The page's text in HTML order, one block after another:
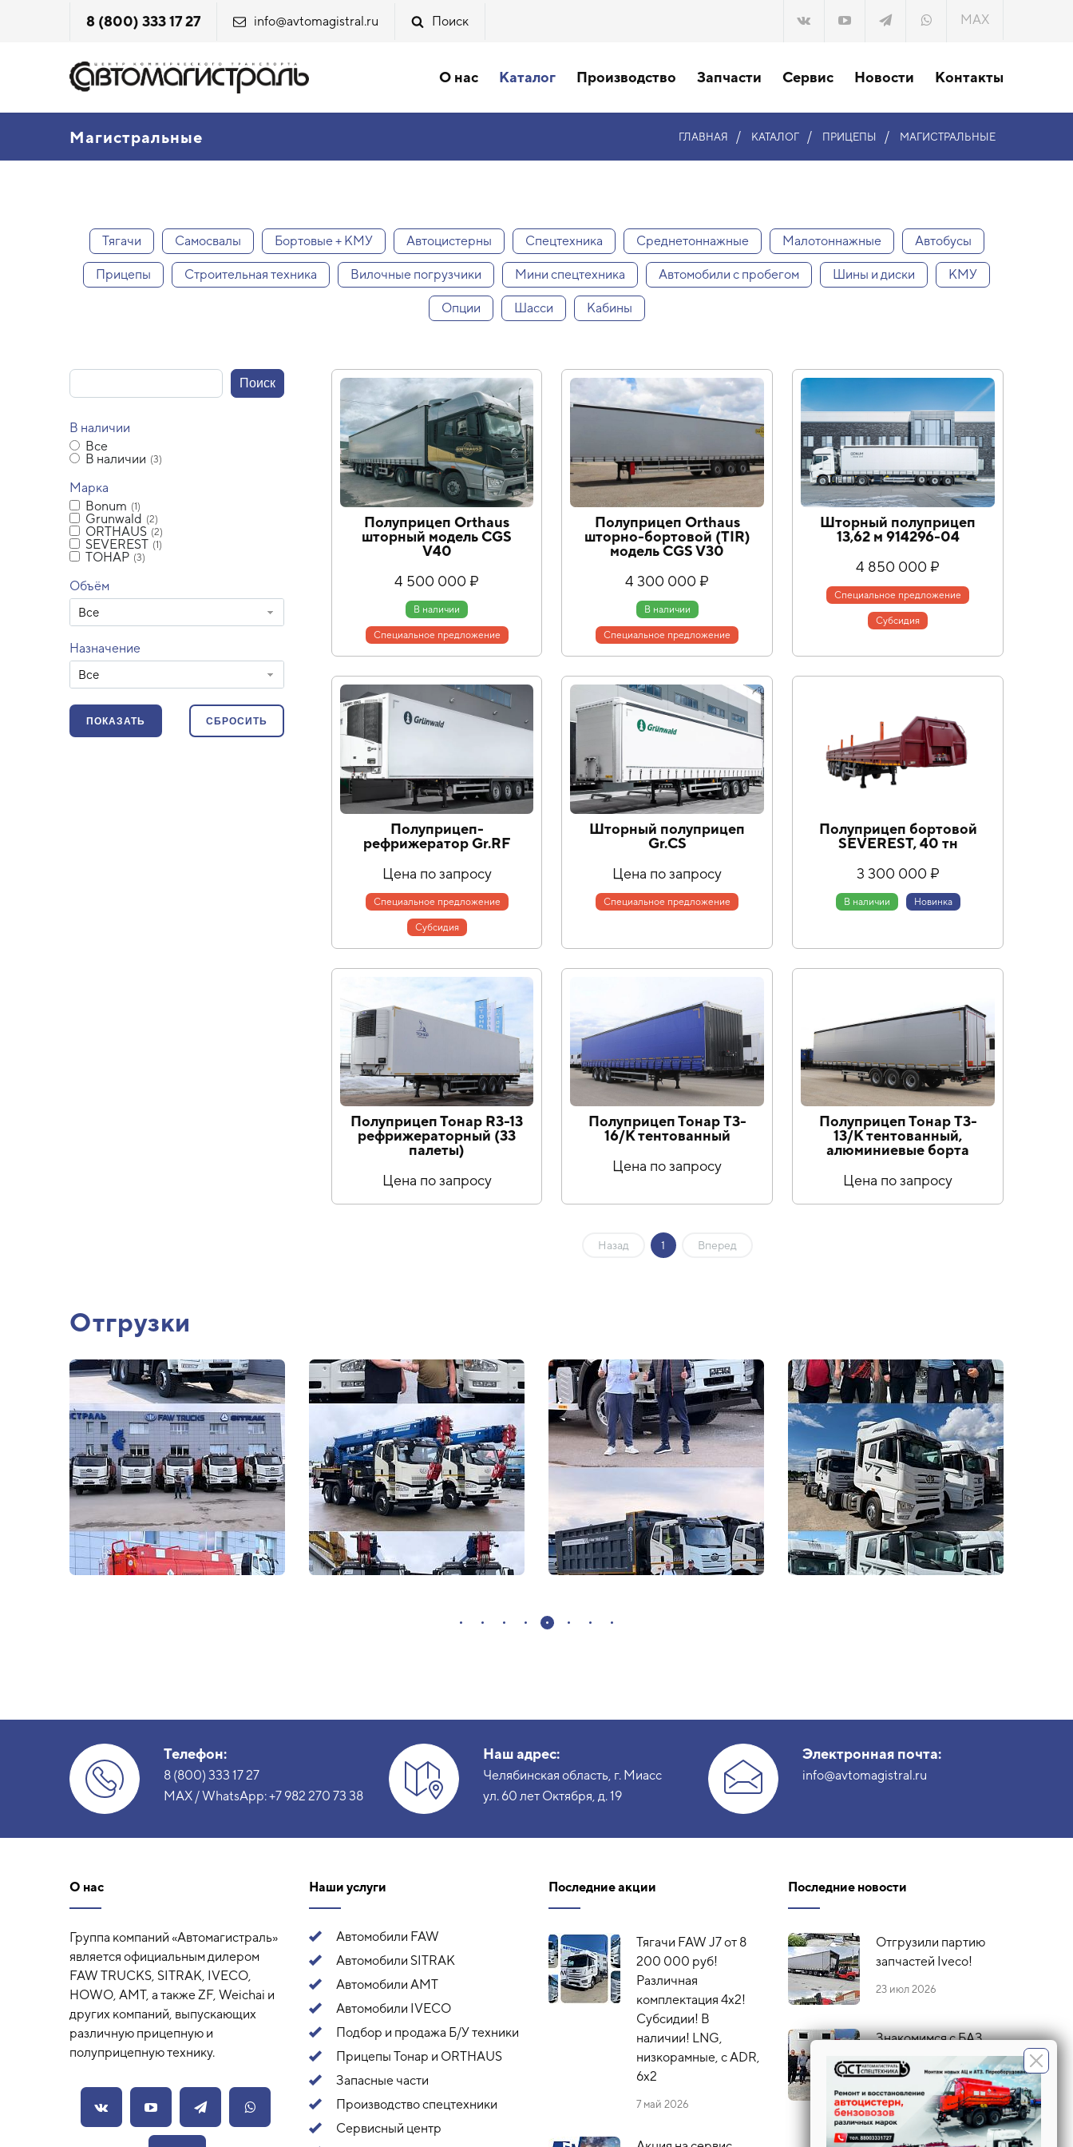
8 (800) 333 17 27 info@avtomagistral.ru Поиск MAX
О нас Каталог Производство Запчасти Сервис Новости Контакты
Магистральные ГЛАВНАЯ / КАТАЛОГ / ПРИЦЕПЫ / МАГИСТРАЛЬНЫЕ
Тягачи Самосвалы Бортовые + КМУ Автоцистерны Спецтехника Среднетоннажные Малотоннажные Автобусы
Прицепы Строительная техника Вилочные погрузчики Мини спецтехника Автомобили с пробегом Шины и диски КМУ
Опции Шасси Кабины
В наличии
Все
В наличии (3)
Марка
Bonum (1)
Grunwald (2)
ORTHAUS (2)
SEVEREST (1)
ТОНАР (3)
Объём
Все
Назначение
Все
Полуприцеп Orthaus
шторный модель CGS
V40
4 500 000 ₽
В наличии
Специальное предложение
Полуприцеп Orthaus
шторно-бортовой (TIR)
модель CGS V30
4 300 000 ₽
В наличии
Специальное предложение
Шторный полуприцеп
13,62 м 914296-04
4 850 000 ₽
Специальное предложение
Cубсидия
Полуприцеп-
рефрижератор Gr.RF
Цена по запросу
Специальное предложение
Cубсидия
Шторный полуприцеп
Gr.СS
Цена по запросу
Специальное предложение
Полуприцеп бортовой
SEVEREST, 40 тн
3 300 000 ₽
В наличии Новинка
Полуприцеп Тонар R3-13
рефрижераторный (33
палеты)
Цена по запросу
Полуприцеп Тонар T3-
16/K тентованный
Цена по запросу
Полуприцеп Тонар T3-
13/K тентованный,
алюминиевые борта
Цена по запросу
Назад 1 Вперед
Отгрузки
Телефон:
8 (800) 333 17 27
MAX / WhatsApp:+7 982 270 73 38
Наш адрес:
Челябинская область, г. Миасс
ул. 60 лет Октября, д. 19
Электронная почта:
info@avtomagistral.ru
О нас
Группа компаний «Автомагистраль»
является официальным дилером
FAW TRUCKS, SITRAK, IVECO,
HOWO, AMT, а также ZF, Weichai и
других компаний, выпускающих
различную прицепную и
полуприцепную технику.
Наши услуги
Автомобили FAW
Автомобили SITRAK
Автомобили АМТ
Автомобили IVECO
Подбор и продажа Б/У техники
Прицепы Тонар и ORTHAUS
Запасные части
Производство спецтехники
Сервисный центр
Последние акции
Тягачи FAW J7 от 8
200 000 руб!
Различная
комплектация 4х2!
Субсидии! В
наличии! LNG,
низкорамные, с ADR,
6x2
7 май 2026
Последние новости
Отгрузили партию
запчастей Iveco!
23 июл 2026
Знакомимся с БАЗ
16 июл 2026